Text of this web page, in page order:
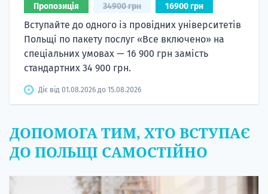
Пропозиція 34900 грн 16900 грн
Вступайте до одного із провідних університетів
Польщі по пакету послуг «Все включено» на
спеціальних умовах — 16 900 грн замість
стандартних 34 900 грн.
Діє від 01.08.2026 до 15.08.2026
ДОПОМОГА ТИМ, ХТО ВСТУПАЄ
ДО ПОЛЬЩІ САМОСТІЙНО